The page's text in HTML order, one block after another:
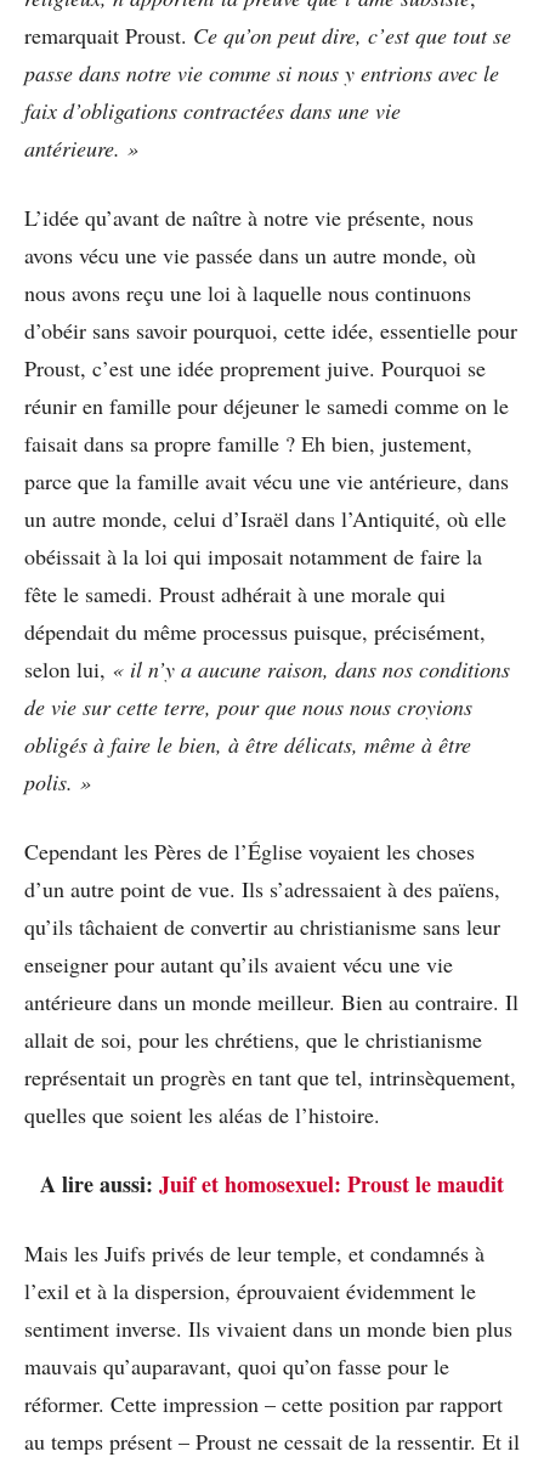
remarquait Proust. Ce qu’on peut dire, c’est que tout se
passe dans notre vie comme si nous y entrions avec le
faix d’obligations contractées dans une vie
antérieure. »
L’idée qu’avant de naître à notre vie présente, nous
avons vécu une vie passée dans un autre monde, où
nous avons reçu une loi à laquelle nous continuons
d’obéir sans savoir pourquoi, cette idée, essentielle pour
Proust, c’est une idée proprement juive. Pourquoi se
réunir en famille pour déjeuner le samedi comme on le
faisait dans sa propre famille ? Eh bien, justement,
parce que la famille avait vécu une vie antérieure, dans
un autre monde, celui d’Israël dans l’Antiquité, où elle
obéissait à la loi qui imposait notamment de faire la
fête le samedi. Proust adhérait à une morale qui
dépendait du même processus puisque, précisément,
selon lui, « il n’y a aucune raison, dans nos conditions
de vie sur cette terre, pour que nous nous croyions
obligés à faire le bien, à être délicats, même à être
polis. »
Cependant les Pères de l’Église voyaient les choses
d’un autre point de vue. Ils s’adressaient à des païens,
qu’ils tâchaient de convertir au christianisme sans leur
enseigner pour autant qu’ils avaient vécu une vie
antérieure dans un monde meilleur. Bien au contraire. Il
allait de soi, pour les chrétiens, que le christianisme
représentait un progrès en tant que tel, intrinsèquement,
quelles que soient les aléas de l’histoire.
A lire aussi: Juif et homosexuel: Proust le maudit
Mais les Juifs privés de leur temple, et condamnés à
l’exil et à la dispersion, éprouvaient évidemment le
sentiment inverse. Ils vivaient dans un monde bien plus
mauvais qu’auparavant, quoi qu’on fasse pour le
réformer. Cette impression – cette position par rapport
au temps présent – Proust ne cessait de la ressentir. Et il